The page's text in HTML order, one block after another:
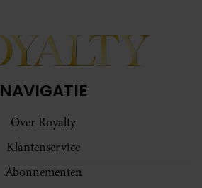
NAVIGATIE
Over Royalty
Klantenservice
Abonnementen